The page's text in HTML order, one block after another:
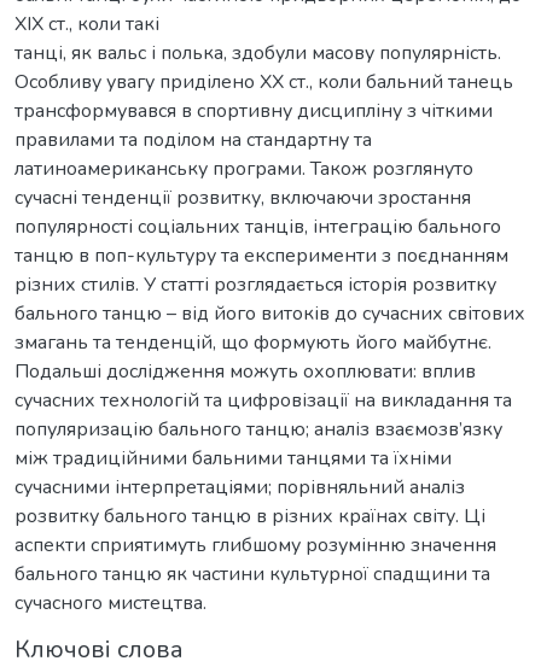
ХІХ ст., коли такі
танці, як вальс і полька, здобули масову популярність.
Особливу увагу приділено ХХ ст., коли бальний танець
трансформувався в спортивну дисципліну з чіткими
правилами та поділом на стандартну та
латиноамериканську програми. Також розглянуто
сучасні тенденції розвитку, включаючи зростання
популярності соціальних танців, інтеграцію бального
танцю в поп-культуру та експерименти з поєднанням
різних стилів. У статті розглядається історія розвитку
бального танцю – від його витоків до сучасних світових
змагань та тенденцій, що формують його майбутнє.
Подальші дослідження можуть охоплювати: вплив
сучасних технологій та цифровізації на викладання та
популяризацію бального танцю; аналіз взаємозв’язку
між традиційними бальними танцями та їхніми
сучасними інтерпретаціями; порівняльний аналіз
розвитку бального танцю в різних країнах світу. Ці
аспекти сприятимуть глибшому розумінню значення
бального танцю як частини культурної спадщини та
сучасного мистецтва.
Ключові слова